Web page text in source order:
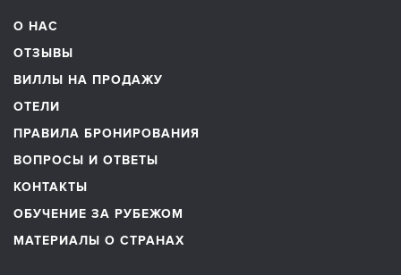
О НАС
ОТЗЫВЫ
ВИЛЛЫ НА ПРОДАЖУ
ОТЕЛИ
ПРАВИЛА БРОНИРОВАНИЯ
ВОПРОСЫ И ОТВЕТЫ
КОНТАКТЫ
ОБУЧЕНИЕ ЗА РУБЕЖОМ
МАТЕРИАЛЫ О СТРАНАХ